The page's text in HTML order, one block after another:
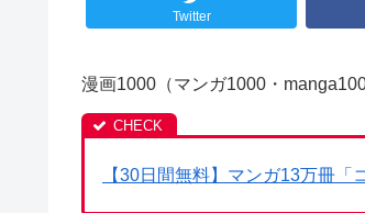
Twitter
漫画1000（マンガ1000・
【30日間無料】マンガ13万冊「